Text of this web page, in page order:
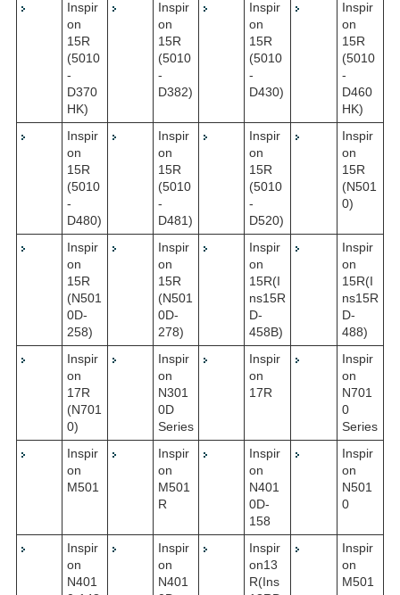
Inspir
on
15R
(5010
-
D370
HK)
Inspir
on
15R
(5010
-
D382)
Inspir
on
15R
(5010
-
D430)
Inspir
on
15R
(5010
-
D460
HK)
Inspir
on
15R
(5010
-
D480)
Inspir
on
15R
(5010
-
D481)
Inspir
on
15R
(5010
-
D520)
Inspir
on
15R
(N501
0)
Inspir
on
15R
(N501
0D-
258)
Inspir
on
15R
(N501
0D-
278)
Inspir
on
15R(I
ns15R
D-
458B)
Inspir
on
15R(I
ns15R
D-
488)
Inspir
on
17R
(N701
0)
Inspir
on
N301
0D
Series
Inspir
on
17R
Inspir
on
N701
0
Series
Inspir
on
M501
Inspir
on
M501
R
Inspir
on
N401
0D-
158
Inspir
on
N501
0
Inspir
on
N401
Inspir
on
N401
Inspir
on13
R(Ins
Inspir
on
M501